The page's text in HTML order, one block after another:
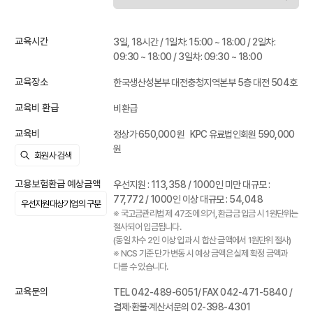
교육시간
3일, 18시간 / 1일차: 15:00 ~ 18:00 / 2일차:
09:30 ~ 18:00 / 3일차: 09:30 ~ 18:00
교육장소 한국생산성본부 대전충청지역본부 5층 대전 504호
교육비 환급 비환급
교육비 정상가 650,000 원
KPC 유료법인회원 590,000
원
고용보험환급 예상금액
우선지원대상기업의 구분
우선지원 : 113,358 / 1000인 미만 대규모 :
77,772 / 1000인 이상 대규모 : 54,048
※ 국고금관리법 제 47조에 의거, 환급금 입금 시 1원단위는
절사되어 입금됩니다.
(동일 차수 2인 이상 입과 시 합산 금액에서 1원단위 절사)
※ NCS 기준 단가 변동 시 예상 금액은 실제 확정 금액과
다를 수 있습니다.
교육문의
TEL 042-489-6051/ FAX 042-471-5840 /
결제·환불·계산서문의 02-398-4301